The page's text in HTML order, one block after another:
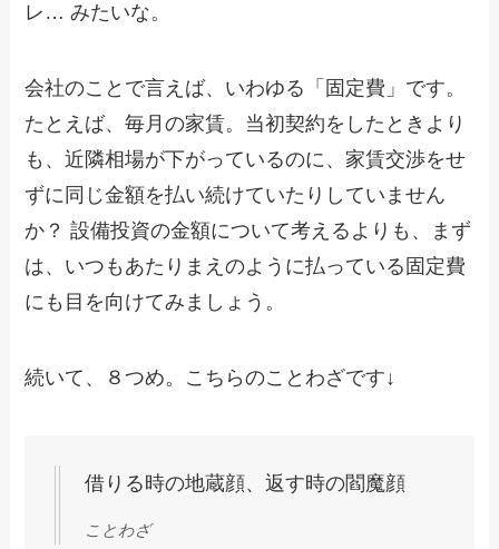
レ… みたいな。
会社のことで言えば、いわゆる「固定費」です。
たとえば、毎月の家賃。当初契約をしたときより
も、近隣相場が下がっているのに、家賃交渉をせ
ずに同じ金額を払い続けていたりしていません
か？ 設備投資の金額について考えるよりも、まず
は、いつもあたりまえのように払っている固定費
にも目を向けてみましょう。
続いて、８つめ。こちらのことわざです↓
借りる時の地蔵顔、返す時の閻魔顔
ことわざ